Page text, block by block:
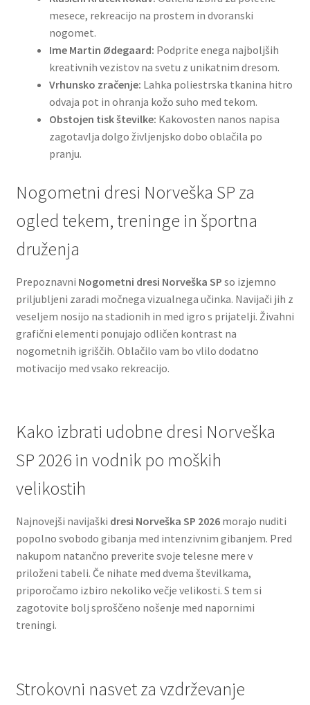
mesece, rekreacijo na prostem in dvoranski
nogomet.
Ime Martin Ødegaard: Podprite enega najboljših
kreativnih vezistov na svetu z unikatnim dresom.
Vrhunsko zračenje: Lahka poliestrska tkanina hitro
odvaja pot in ohranja kožo suho med tekom.
Obstojen tisk številke: Kakovosten nanos napisa
zagotavlja dolgo življenjsko dobo oblačila po
pranju.
Nogometni dresi Norveška SP za
ogled tekem, treninge in športna
druženja
Prepoznavni Nogometni dresi Norveška SP so izjemno
priljubljeni zaradi močnega vizualnega učinka. Navijači jih z
veseljem nosijo na stadionih in med igro s prijatelji. Živahni
grafični elementi ponujajo odličen kontrast na
nogometnih igriščih. Oblačilo vam bo vlilo dodatno
motivacijo med vsako rekreacijo.
Kako izbrati udobne dresi Norveška
SP 2026 in vodnik po moških
velikostih
Najnovejši navijaški dresi Norveška SP 2026morajo nuditi
popolno svobodo gibanja med intenzivnim gibanjem. Pred
nakupom natančno preverite svoje telesne mere v
priloženi tabeli. Če nihate med dvema številkama,
priporočamo izbiro nekoliko večje velikosti. S tem si
zagotovite bolj sproščeno nošenje med napornimi
treningi.
Strokovni nasvet za vzdrževanje